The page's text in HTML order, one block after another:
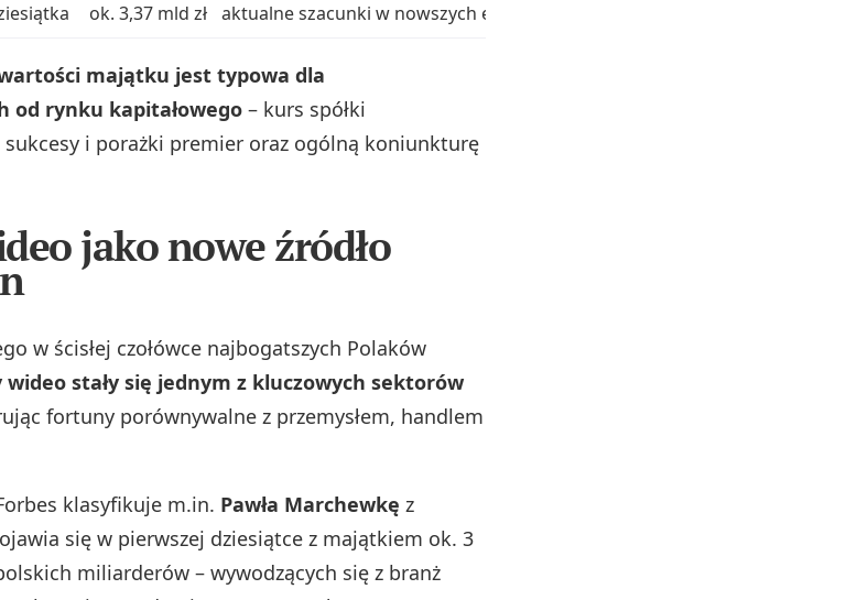
ok. 3,37 mld zł aktualne szacunki w nowszych edycjach list
majątku jest typowa dla
od rynku kapitałowego – kurs spółki
i porażki premier oraz ogólną koniunkturę
jako nowe źródło
w ścisłej czołówce najbogatszych Polaków
wideo stały się jednym z kluczowych sektorów
fortuny porównywalne z przemysłem, handlem
klasyfikuje m.in. Pawła Marchewkę z
się w pierwszej dziesiątce z majątkiem ok. 3
miliarderów – wywodzących się z branż